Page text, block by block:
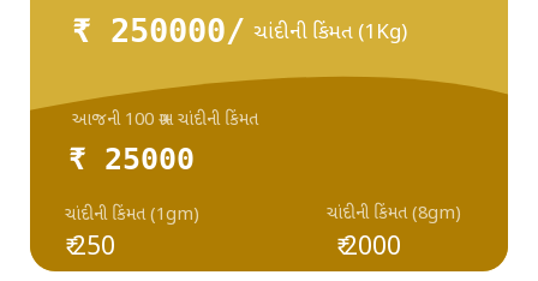
₹ 250000/ ચાંદીની કિંમત (1Kg)
₹ 25000
₹ 250
ચાંદીની કિંમત (1gm) ચાંદીની કિંમત (8gm)
આજની 100 ગ્રામ ચાંદીની કિંમત
₹ 2000